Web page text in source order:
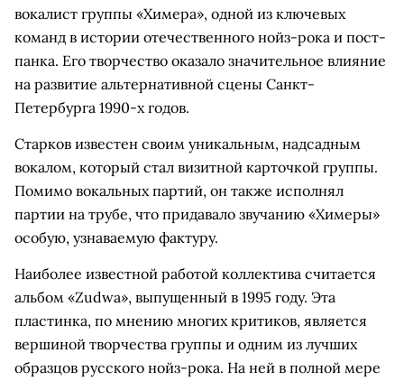
вокалист группы «Химера», одной из ключевых
команд в истории отечественного нойз-рока и пост-
панка. Его творчество оказало значительное влияние
на развитие альтернативной сцены Санкт-
Петербурга 1990-х годов.
Старков известен своим уникальным, надсадным
вокалом, который стал визитной карточкой группы.
Помимо вокальных партий, он также исполнял
партии на трубе, что придавало звучанию «Химеры»
особую, узнаваемую фактуру.
Наиболее известной работой коллектива считается
альбом «Zudwa», выпущенный в 1995 году. Эта
пластинка, по мнению многих критиков, является
вершиной творчества группы и одним из лучших
образцов русского нойз-рока. На ней в полной мере